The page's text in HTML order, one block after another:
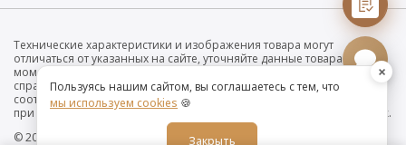
Технические характеристики и изображения товара могут
отличаться от указанных на сайте, уточняйте данные товара на
момент покупки и оплаты. Вся информация на сайте о товарах носит
справочный характер и не является публичной офертой в
соответствии с пунктом 2 статьи 437 ГК РФ. Убедительно просим Вас
при покупке проверять наличие желаемых функций и характеристик.
© 2019-2026 Интернет-магазин дизайнерских светильников O•Luce
Пользуясь нашим сайтом, вы соглашаетесь с тем, что
мы используем cookies 🍪
Закрыть
×